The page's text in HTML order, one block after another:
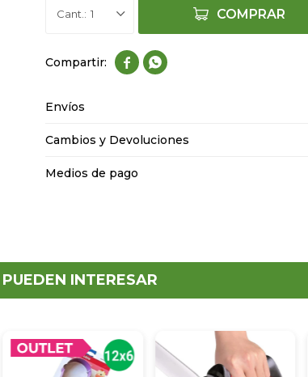
1 COMPRAR
 
Envíos
Cambios y Devoluciones
Medios de pago
INTERESAR